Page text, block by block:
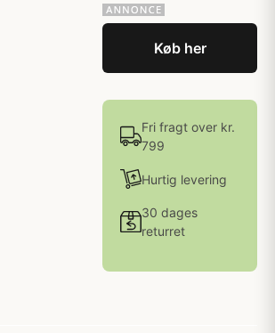
Køb her
Fri fragt over kr.
799
Hurtig levering
30 dages
returret